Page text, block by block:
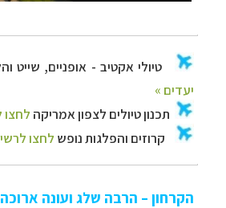
הקרחון – הרבה שלג ועונה ארוכה